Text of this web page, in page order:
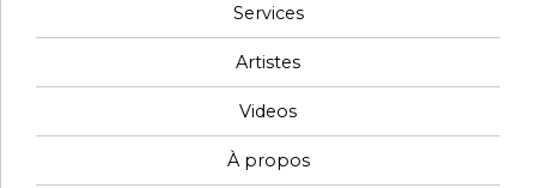
Services
Artistes
Videos
À propos